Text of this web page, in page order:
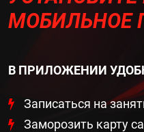
МОБИЛЬНОЕ
В ПРИЛОЖЕНИИ
Записаться на
Заморозить карту